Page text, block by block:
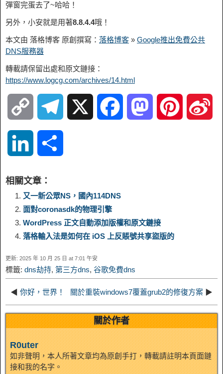
彈窗完蛋去了~哈哈！
另外，小安就是用著8.8.4.4哦！
本文由 落格博客 原創撰寫： 落格博客 » Google推出免費公共
DNS服務器
轉載請保留出處和原文鏈接：
https://www.logcg.com/archives/14.html
o
y
L
i
n
k
g
r
a
o d
s
t o
n
k
d
n
a
r
相關文章：
又一新公眾NS，國內114DNS
面對coronasdk的物理引擎
WordPress 正文自動添加版權和原文鏈接
落格輸入法是如何在 iOS 上反賬號共享盜版的
更新: 2025 年 10 月 25 日 at 7:01 午安
標籤: dns劫持, 第三方dns, 谷歌免費dns
◀ 你好，世界！ 關於重裝windows7覆蓋grub2的修復方案 ▶
關於作者
R0uter
如非聲明，本人所著文章均為原創手打，轉載請註明本頁面鏈
接和我的名字。